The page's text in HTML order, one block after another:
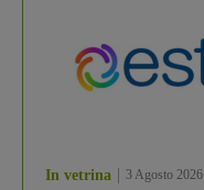
In vetrina 3 Agosto 2026